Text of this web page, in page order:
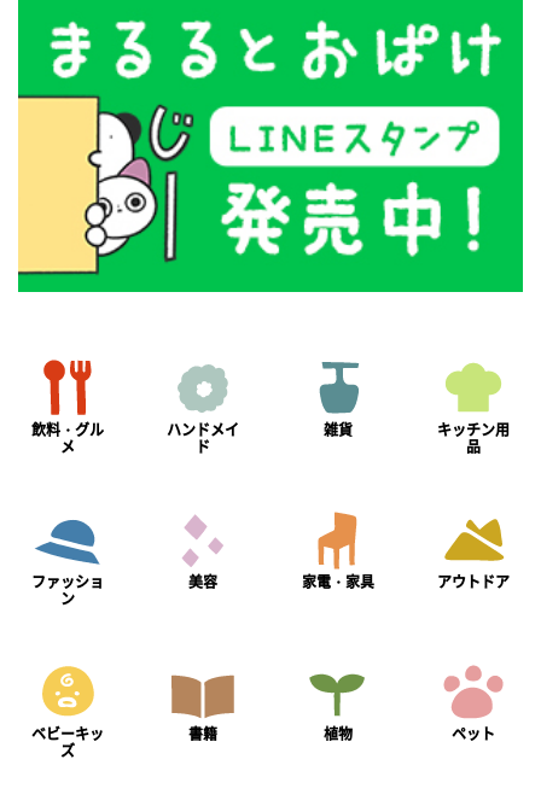
飲料・グル
メ
ハンドメイ
ド
雑貨 キッチン用
品
ファッショ
ン
美容 家電・家具 アウトドア
ベビーキッ
ズ
書籍 植物 ペット